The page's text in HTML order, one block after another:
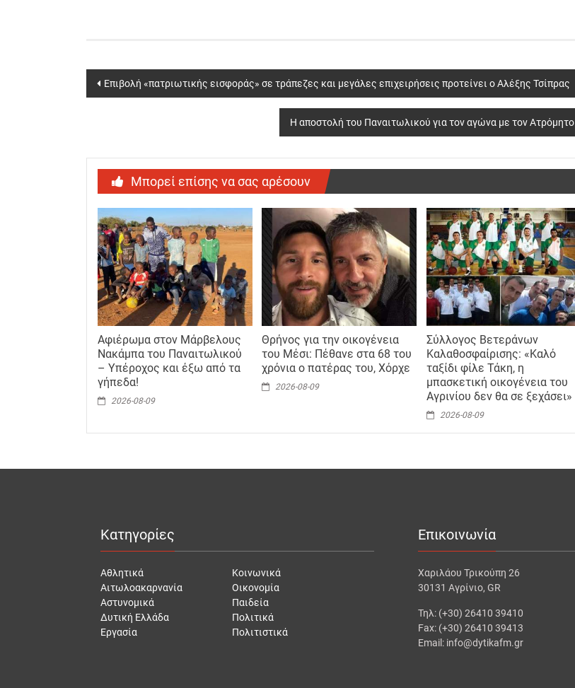
Post
Επιβολή «πατριωτικής εισφοράς» σε τράπεζες και μεγάλες επιχειρήσεις προτείνει ο Αλέξης Τσίπρας
Η αποστολή του Παναιτωλικού για τον αγώνα με τον Ατρόμητο
Μπορεί επίσης να σας αρέσουν
Αφιέρωμα στον Μάρβελους
Νακάμπα του Παναιτωλικού
– Υπέροχος και έξω από τα
γήπεδα!
2026-08-09
Θρήνος για την οικογένεια
του Μέσι: Πέθανε στα 68 του
χρόνια ο πατέρας του, Χόρχε
2026-08-09
Σύλλογος Βετεράνων
Καλαθοσφαίρισης: «Καλό
ταξίδι φίλε Τάκη, η
μπασκετική οικογένεια του
Αγρινίου δεν θα σε ξεχάσει»
2026-08-09
Κατηγορίες
Αθλητικά
Αιτωλοακαρνανία
Αστυνομικά
Δυτική Ελλάδα
Εργασία
Κοινωνικά
Οικονομία
Παιδεία
Πολιτικά
Πολιτιστικά
Επικοινωνία
Χαριλάου Τρικούπη 26
30131 Αγρίνιο, GR
Τηλ: (+30) 26410 39410
Fax: (+30) 26410 39413
Email: info@dytikafm.gr